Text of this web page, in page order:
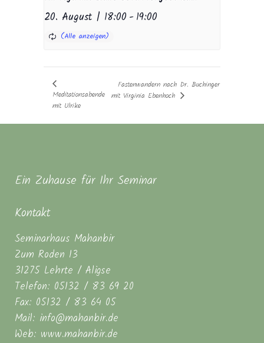
20. August | 18:00 -19:00
Meditationsabende
mit Ulrike
Fastenwandern nach Dr. Buchinger
mit Virginia Ebenhoch
Ein Zuhause für Ihr Seminar
Kontakt
Seminarhaus Mahanbir
Zum Roden 13
31275 Lehrte / Aligse
Telefon: 05132 / 83 69 20
Fax: 05132 / 83 64 05
Mail: info@mahanbir.de
Web: www.mahanbir.de